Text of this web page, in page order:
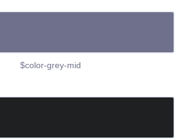
$color-grey-mid